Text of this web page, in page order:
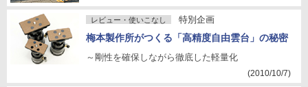
レビュー・使いこなし 特別企画
梅本製作所がつくる「高精度自由雲台」の秘密
～剛性を確保しながら徹底した軽量化
(2010/10/7)